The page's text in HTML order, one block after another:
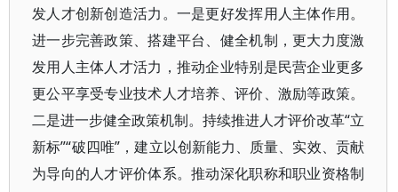
发人才创新创造活力。一是更好发挥用人主体作用。
进一步完善政策、搭建平台、健全机制，更大力度激
发用人主体人才活力，推动企业特别是民营企业更多
更公平享受专业技术人才培养、评价、激励等政策。
二是进一步健全政策机制。持续推进人才评价改革“立
新标”“破四唯”，建立以创新能力、质量、实效、贡献
为导向的人才评价体系。推动深化职称和职业资格制